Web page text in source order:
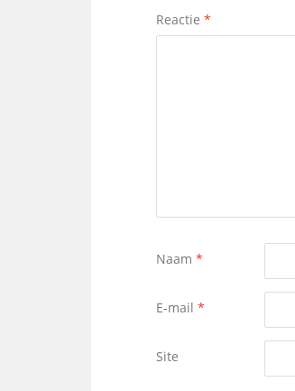
Reactie *
Naam *
E-mail *
Site